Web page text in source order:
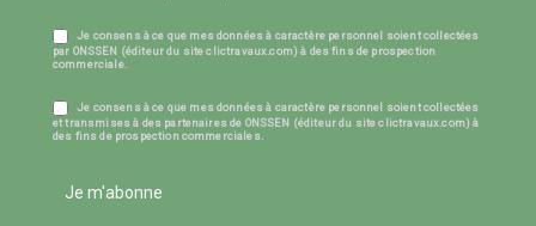
Je consens à ce que mes données à caractère personnel soient collectées
par ONSSEN (éditeur du site clictravaux.com) à des fins de prospection
commerciale.
Je consens à ce que mes données à caractère personnel soient collectées
et transmises à des partenaires de ONSSEN (éditeur du site clictravaux.com) à
des fins de prospection commerciales.
Je m'abonne